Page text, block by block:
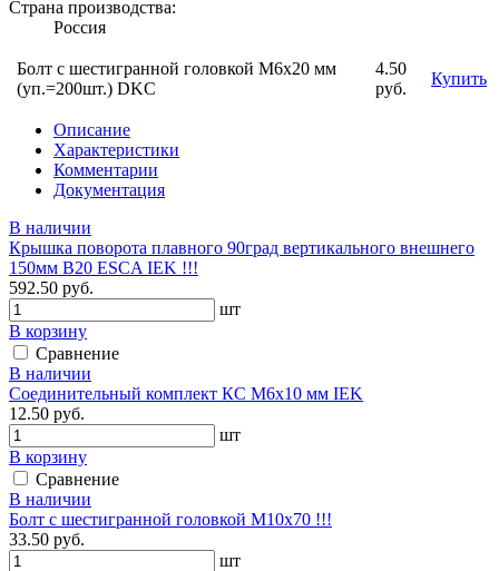
Страна производства:
Россия
Болт с шестигранной головкой М6х20 мм
(уп.=200шт.) DKC
4.50
руб.
Купить
Описание
Характеристики
Комментарии
Документация
В наличии
Крышка поворота плавного 90град вертикального внешнего
150мм В20 ESCA IEK !!!
592.50 руб.
шт
В корзину
Сравнение
В наличии
Соединительный комплект КС М6х10 мм IEK
12.50 руб.
шт
В корзину
Сравнение
В наличии
Болт с шестигранной головкой М10х70 !!!
33.50 руб.
шт